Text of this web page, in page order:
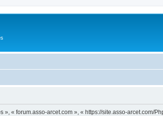
« forum.asso-arcet.com », « https://site.asso-arcet.com/